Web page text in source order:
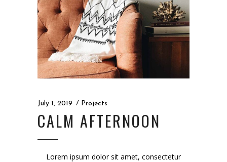
July 1, 2019 Projects
CALM AFTERNOON
Lorem ipsum dolor sit amet, consectetur